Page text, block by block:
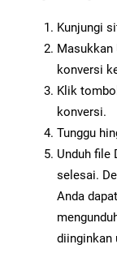
Kunjungi
Masukkan
konversi
Klik
konversi.
Tunggu
Unduh file
selesai.
Anda
diinginkan